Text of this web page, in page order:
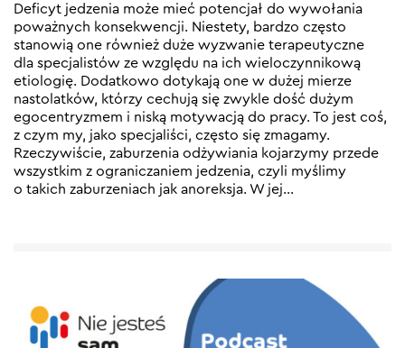
Deficyt jedzenia może mieć potencjał do wywołania
poważnych konsekwencji. Niestety, bardzo często
stanowią one również duże wyzwanie terapeutyczne
dla specjalistów ze względu na ich wieloczynnikową
etiologię. Dodatkowo dotykają one w dużej mierze
nastolatków, którzy cechują się zwykle dość dużym
egocentryzmem i niską motywacją do pracy. To jest coś,
z czym my, jako specjaliści, często się zmagamy.
Rzeczywiście, zaburzenia odżywiania kojarzymy przede
wszystkim z ograniczaniem jedzenia, czyli myślimy
o takich zaburzeniach jak anoreksja. W jej…